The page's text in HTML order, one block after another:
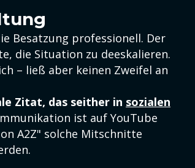
Besatzung professionell. Der
die Situation zu deeskalieren.
– ließ aber keinen Zweifel an
Zitat, das seither in sozialen
ist auf YouTube
A2Z" solche Mitschnitte